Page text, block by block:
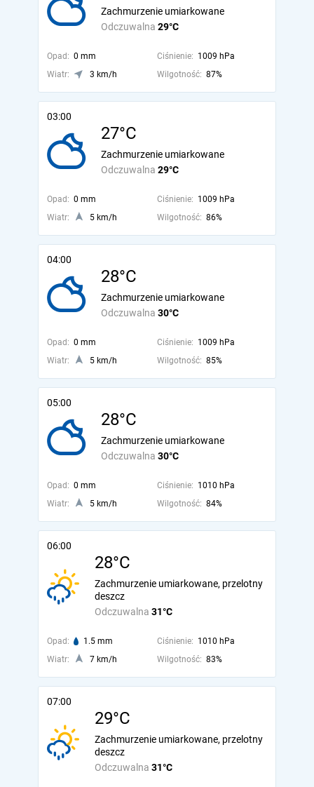
Odczuwalna 29°C
Zachmurzenie umiarkowane
Opad: 0 mm Ciśnienie: 1009 hPa
Wiatr:
3 km/h Wilgotność: 87%
03:00
27°C
Odczuwalna 29°C
Zachmurzenie umiarkowane
Opad: 0 mm Ciśnienie: 1009 hPa
Wiatr:
5 km/h Wilgotność: 86%
04:00
28°C
Odczuwalna 30°C
Zachmurzenie umiarkowane
Opad: 0 mm Ciśnienie: 1009 hPa
Wiatr:
5 km/h Wilgotność: 85%
05:00
28°C
Odczuwalna 30°C
Zachmurzenie umiarkowane
Opad: 0 mm Ciśnienie: 1010 hPa
Wiatr:
5 km/h Wilgotność: 84%
06:00
28°C
Odczuwalna 31°C
Zachmurzenie umiarkowane, przelotny
deszcz
Opad: 1.5 mm Ciśnienie: 1010 hPa
Wiatr:
7 km/h Wilgotność: 83%
07:00
29°C
Odczuwalna 31°C
Zachmurzenie umiarkowane, przelotny
deszcz